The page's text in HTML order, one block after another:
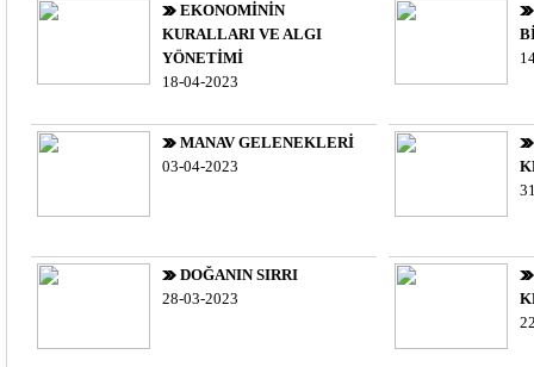
EKONOMİNİN
KURALLARI VE ALGI
YÖNETİMİ
18-04-2023
MANAV GELENEKLERİ
03-04-2023
DOĞANIN SIRRI
28-03-2023